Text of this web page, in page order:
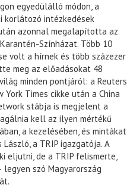
egyedülálló módon, a
korlátozó intézkedések
azonnal megalapította az
Színházat. Több 10
volt a hírnek és több százezer
meg az előadásokat 48
minden pontjáról: a Reuters
York Times cikke után a China
stábja is megjelent a
kell az ilyen mértékű
a kezelésében, és mintákat
a TRIP igazgatója. A
eljutni, de a TRIP felismerte,
szó Magyarország